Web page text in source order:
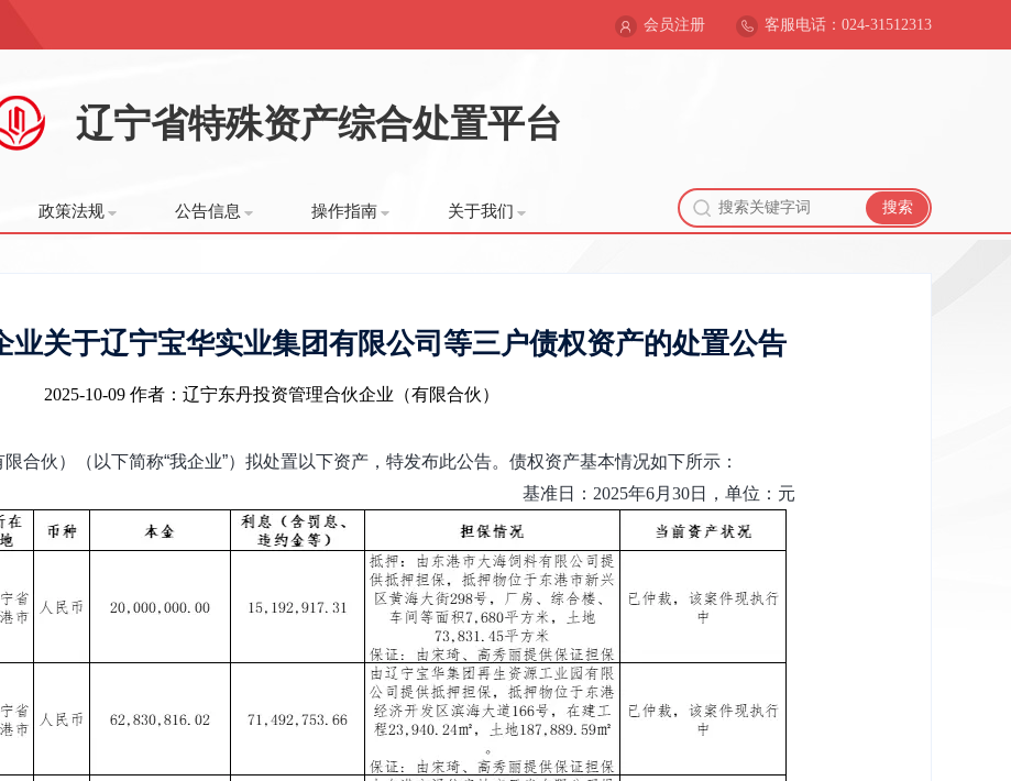
会员注册 客服电话：024-31512313
辽宁省特殊资产综合处置平台
政策法规 公告信息 操作指南 关于我们 搜索
业关于辽宁宝华实业集团有限公司等三户债权资产的处置公告
2025-10-09 作者：辽宁东丹投资管理合伙企业（有限合伙）
合伙）（以下简称“我企业”）拟处置 以下资产， 特发布此公告。 债权资产基本情况如下所示：
基准日： 2025年6月30日，单位：元